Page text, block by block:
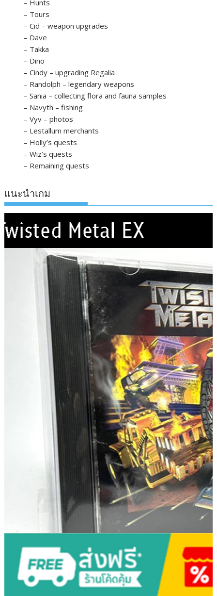
– Hunts
– Tours
– Cid – weapon upgrades
– Dave
– Takka
– Dino
– Cindy – upgrading Regalia
– Randolph – legendary weapons
– Sania – collecting flora and fauna samples
– Navyth – fishing
– Vyv – photos
– Lestallum merchants
– Holly’s quests
– Wiz’s quests
– Remaining quests
แนะนำเกม